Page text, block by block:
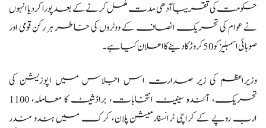
حکومت کی تقریباً آدھی مدت مکمل کرنے کے بعد پورا کردیا انہوں
نے عوام کی تحریک انصاف کے ووٹروں کی خاطر ہر رکن قومی اور
صوبائی اسمبلیز کو 50 کروڑ کا دینے کا اعلان کیا ہے ۔
وزیراعظم کی زیر صدارت اس اجلاس میں اپوزیشن کی
تحریک، آئندہ سینیٹ انتخابات، براڈشیٹ کا معاملہ، 1100
ارب روپے کے کراچی ٹرانسفارمیشن پلان، کرک میں ہندو مندر